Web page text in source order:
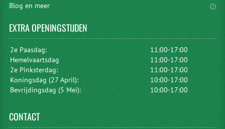
Blog en meer
EXTRAOPENINGSTIJDEN
2e Paasdag:
11:00-17:00
Hemelvaartsdag
11:00-17:00
2e Pinksterdag:
11:00-17:00
Koningsdag (27 April):
10:00-17:00
Bevrijdingsdag (5 Mei):
10:00-17:00
CONTACT